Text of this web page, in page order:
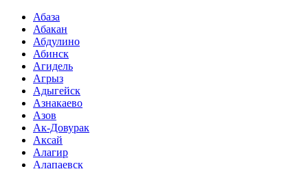
Абаза
Абакан
Абдулино
Абинск
Агидель
Агрыз
Адыгейск
Азнакаево
Азов
Ак-Довурак
Аксай
Алагир
Алапаевск